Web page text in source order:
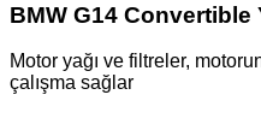
BMW G14 Convertible
Motor yağı ve filtreler,
çalışma sağlar ️